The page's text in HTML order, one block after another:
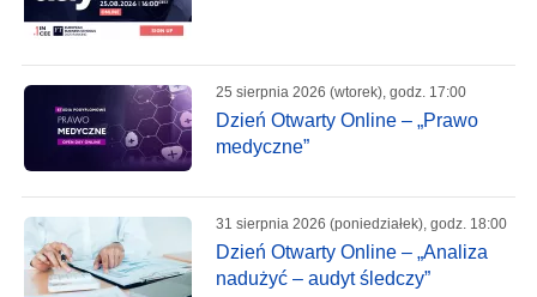
25 sierpnia 2026 (wtorek), godz. 17:00
Dzień Otwarty Online – „Prawo
medyczne”
31 sierpnia 2026 (poniedziałek), godz. 18:00
Dzień Otwarty Online – „Analiza
nadużyć – audyt śledczy”